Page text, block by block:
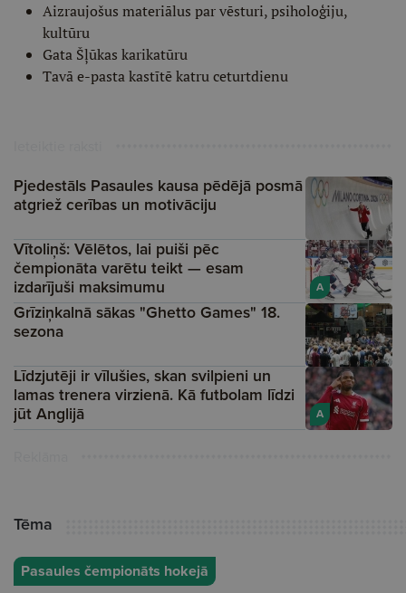
Aizraujošus materiālus par vēsturi, psiholoģiju,
kultūru
Gata Šļūkas karikatūru
Tavā e-pasta kastītē katru ceturtdienu
Pjedestāls Pasaules kausa pēdējā posmā
atgriež cerības un motivāciju
A
Vītoliņš: Vēlētos, lai puiši pēc
čempionāta varētu teikt — esam
izdarījuši maksimumu
Grīziņkalnā sākas "Ghetto Games" 18.
sezona
A
Līdzjutēji ir vīlušies, skan svilpieni un
lamas trenera virzienā. Kā futbolam līdzi
jūt Anglijā
Tēma
Pasaules čempionāts hokejā